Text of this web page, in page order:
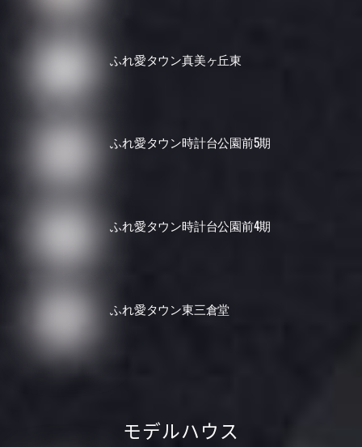
ふれ愛タウン真美ヶ丘東
ふれ愛タウン時計台公園前5期
ふれ愛タウン時計台公園前4期
ふれ愛タウン東三倉堂
モデルハウス